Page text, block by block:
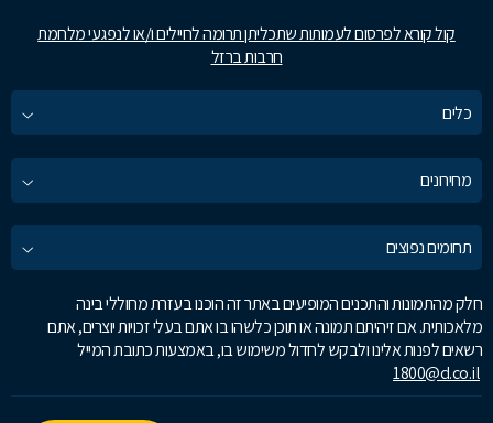
קול קורא לפרסום לעמותות שתכליתן תרומה לחיילים ו/או לנפגעי מלחמת
חרבות ברזל
כלים
מחירונים
תחומים נפוצים
חלק מהתמונות והתכנים המופיעים באתר זה הוכנו בעזרת מחוללי בינה
מלאכותית. אם זיהיתם תמונה או תוכן כלשהו בו אתם בעלי זכויות יוצרים, אתם
רשאים לפנות אלינו ולבקש לחדול משימוש בו, באמצעות כתובת המייל
1800@d.co.il